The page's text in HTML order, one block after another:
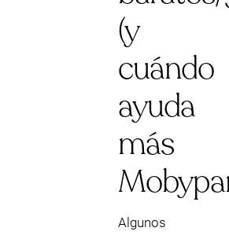
(y
cuándo
ayuda
más
Algunos